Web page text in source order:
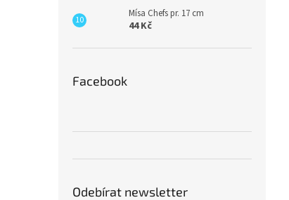
Mísa Chefs pr. 17 cm
44 Kč
Facebook
Odebírat newsletter